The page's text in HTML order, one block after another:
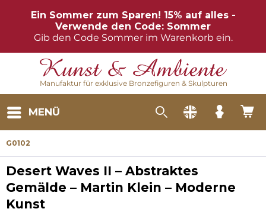
Ein Sommer zum Sparen! 15% auf alles -
Verwende den Code: Sommer
Gib den Code Sommer im Warenkorb ein.
Manufaktur für exklusive Bronzefiguren & Skulpturen
MENÜ
G0102
Desert Waves II – Abstraktes
Gemälde – Martin Klein – Moderne
Kunst